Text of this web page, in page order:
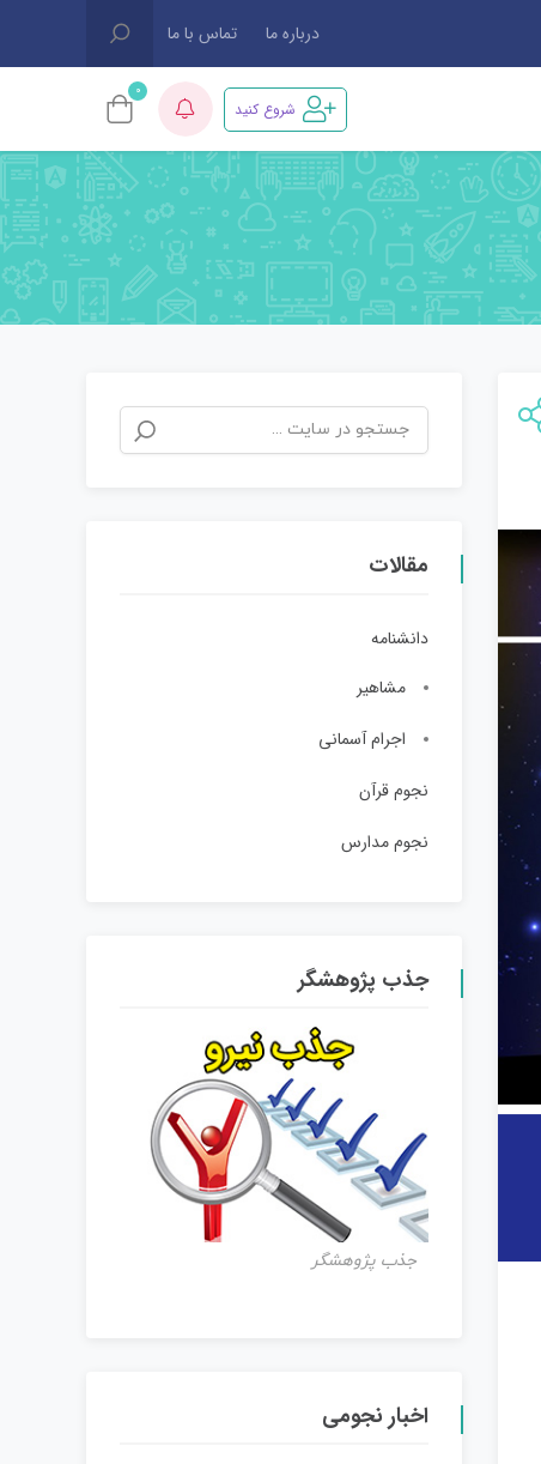
درباره ما تماس با ما
شروع کنید
0
مقالات
دانشنامه
مشاهیر
اجرام آسمانی
نجوم قرآن
نجوم مدارس
جذب پژوهشگر
جذب پژوهشگر
اخبار نجومی